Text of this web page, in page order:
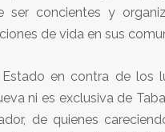
ser concientes y
de vida en sus
en contra de los
ni es exclusiva de
de quienes